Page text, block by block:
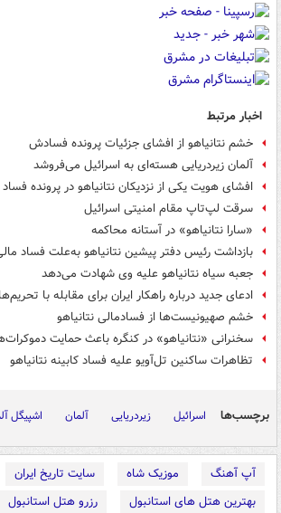
اخبار مرتبط
خشم نتانیاهو از افشای جزئیات پرونده فسادش
آلمان زیردریایی هسته‌ای به اسرائیل می‌فروشد
افشای هویت یکی از نزدیکان نتانیاهو در پرونده
سرقت لپ‌تاپ مقام امنیتی اسرائیل
«سارا نتانیاهو» در آستانه محاکمه
بازداشت رئیس دفتر پیشین نتانیاهو به‌علت فساد
جعبه سیاه نتانیاهو علیه وی شهادت می‌دهد
ادعای جدید درباره راهکار ایران برای مقابله با
خشم صهیونیست‌ها از فسادمالی نتانیاهو
سخنرانی «نتانیاهو» در کنگره باعث حمایت
تظاهرات ساکنین تل‌آویو علیه فساد کابینه نتانیاهو
برچسب‌ها اسرائیل زیردریایی آلمان اشپیگل
آپ آهنگ موزیک شاه
سایت تاریخ ایران
بهترین هتل های استانبول
رزرو هتل استانبول